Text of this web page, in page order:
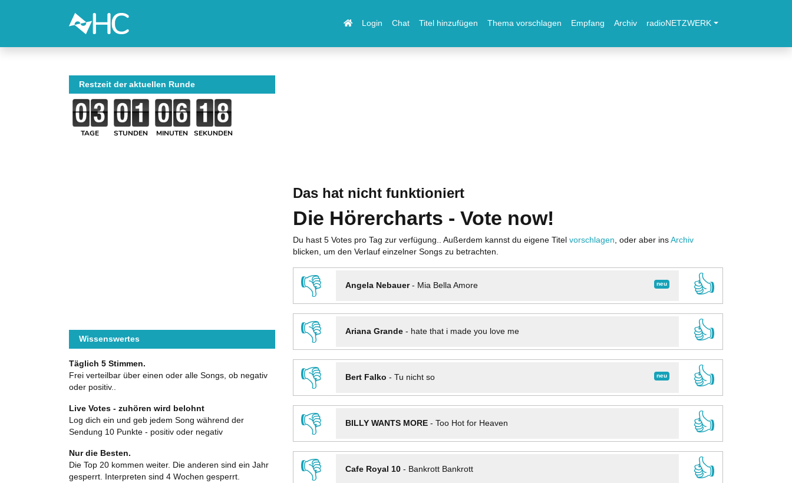
Login Chat Titel hinzufügen Thema vorschlagen Empfang Archiv radioNETZWERK
Das hat nicht funktioniert
Die Hörercharts - Vote now!
Du hast 5 Votes pro Tag zur verfügung.. Außerdem kannst du eigene Titel vorschlagen , oder aber ins Archiv
blicken, um den Verlauf einzelner Songs zu betrachten.
👎 neu
Angela Nebauer- Mia Bella Amore
👍
👎
Ariana Grande- hate that i made you love me
👍
👎
neu
Bert Falko - Tu nicht so
👍
👎
BILLY WANTS MORE- Too Hot for Heaven
👍
👎
Cafe Royal 10- Bankrott Bankrott
👍
Restzeit der aktuellen Runde
TAGE STUNDEN MINUTEN SEKUNDEN
Wissenswertes
Täglich 5 Stimmen.
Frei verteilbar über einen oder alle Songs, ob negativ
oder positiv..
Live Votes - zuhören wird belohnt
Log dich ein und geb jedem Song während der
Sendung 10 Punkte - positiv oder negativ
Nur die Besten.
Die Top 20 kommen weiter. Die anderen sind ein Jahr
gesperrt. Interpreten sind 4 Wochen gesperrt.